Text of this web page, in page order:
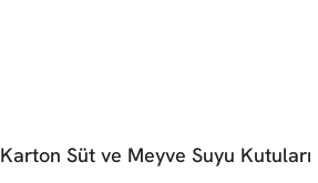
Karton Süt ve Meyve Suyu Kutuları